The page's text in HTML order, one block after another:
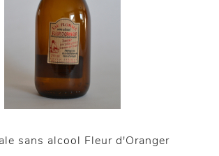
sans alcool Fleur d'Oranger